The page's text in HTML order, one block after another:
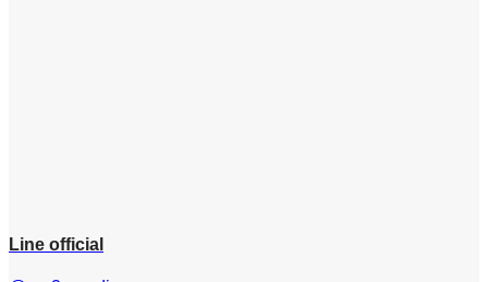
Line official